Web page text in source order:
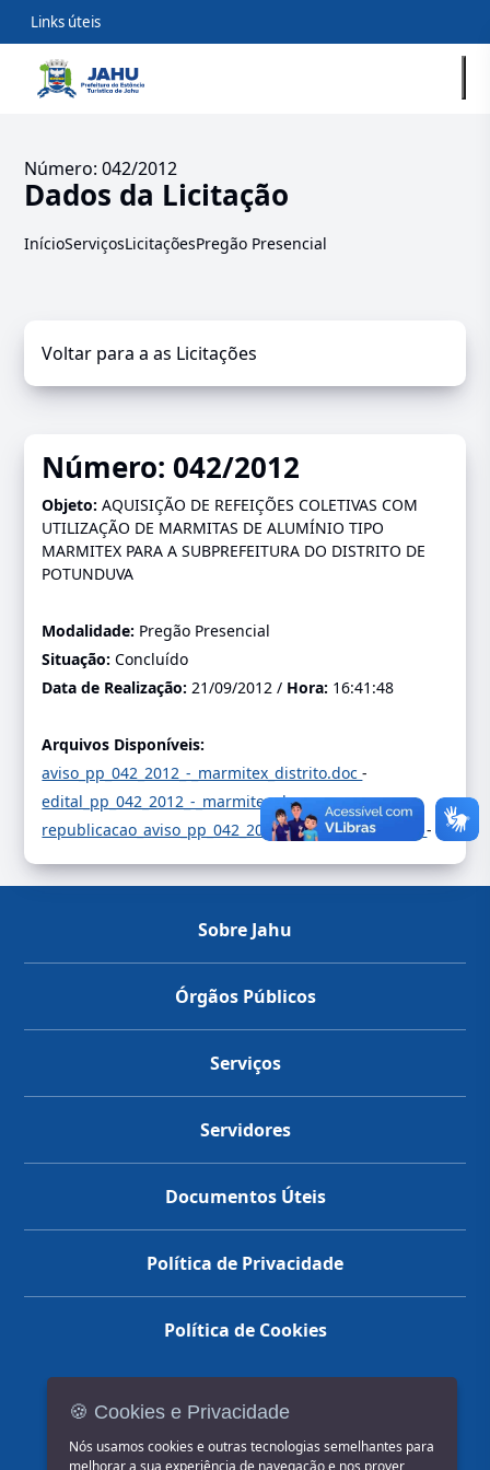
Links úteis
Número: 042/2012
Dados da Licitação
InícioServiçosLicitaçõesPregão Presencial
Voltar para a as Licitações
Número: 042/2012
Objeto:AQUISIÇÃO DE REFEIÇÕES COLETIVAS COM
UTILIZAÇÃO DE MARMITAS DE ALUMÍNIO TIPO
MARMITEX PARA A SUBPREFEITURA DO DISTRITO DE
POTUNDUVA
Modalidade: Pregão Presencial
Situação:Concluído
Data de Realização:21/09/2012 / Hora: 16:41:48
Arquivos Disponíveis:
aviso_pp_042_2012_-_marmitex_distrito.doc-
edital_pp_042_2012_-_marmitex.doc-
republicacao_aviso_pp_042_2014_-_desratizacao.pdf-
Sobre Jahu
Órgãos Públicos
Serviços
Servidores
Documentos Úteis
Política de Privacidade
Política de Cookies
🍪 Cookies e Privacidade
Nós usamos cookies e outras tecnologias semelhantes para
melhorar a sua experiência de navegação e nos prover